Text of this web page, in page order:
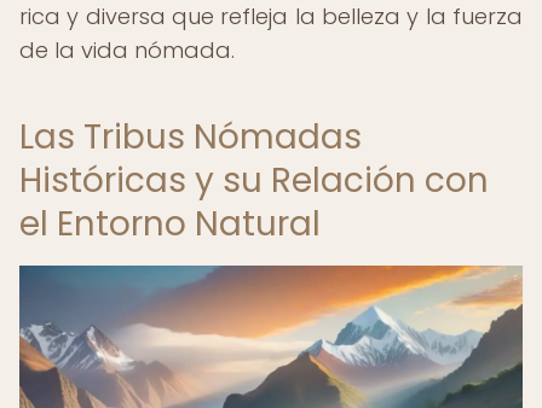
rica y diversa que refleja la belleza y la fuerza
de la vida nómada.
Las Tribus Nómadas
Históricas y su Relación con
el Entorno Natural